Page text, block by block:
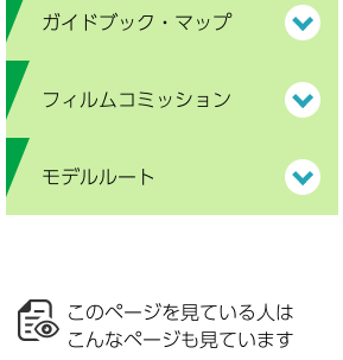
ガイドブック・マップ
フィルムコミッション
モデルルート
このページを見ている人は
こんなページも見ています